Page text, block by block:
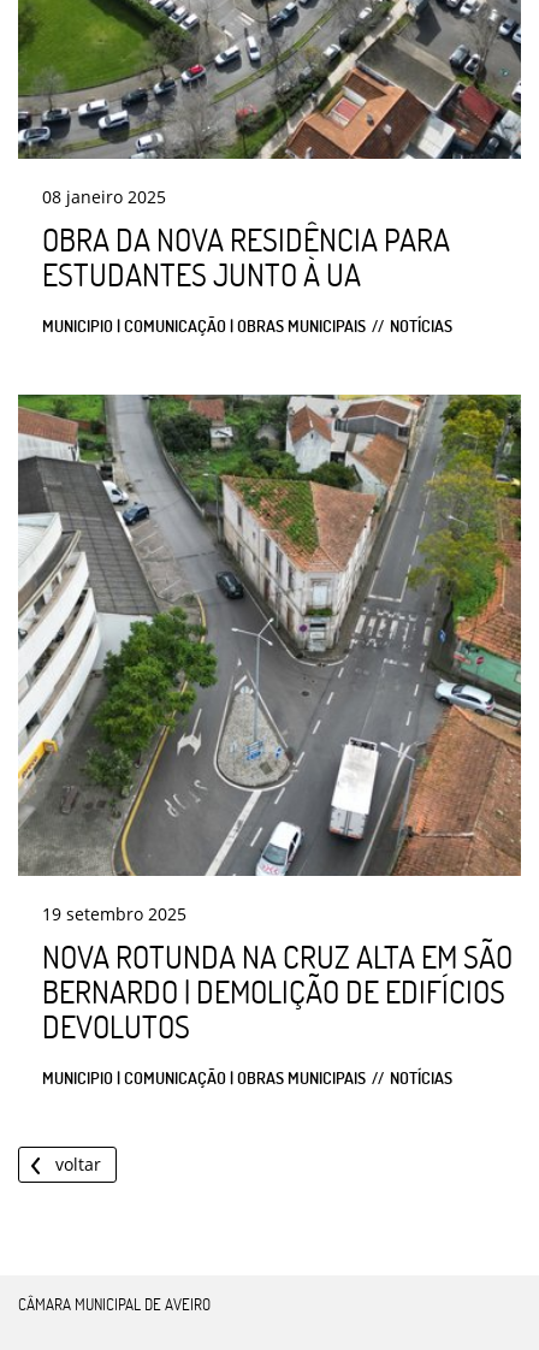
08 janeiro 2025
OBRA DA NOVA RESIDÊNCIA PARA
ESTUDANTES JUNTO À UA
MUNICIPIO | COMUNICAÇÃO | OBRAS MUNICIPAIS NOTÍCIAS
19 setembro 2025
NOVA ROTUNDA NA CRUZ ALTA EM SÃO
BERNARDO | DEMOLIÇÃO DE EDIFÍCIOS
DEVOLUTOS
MUNICIPIO | COMUNICAÇÃO | OBRAS MUNICIPAIS NOTÍCIAS
voltar
CÂMARA MUNICIPAL DE AVEIRO